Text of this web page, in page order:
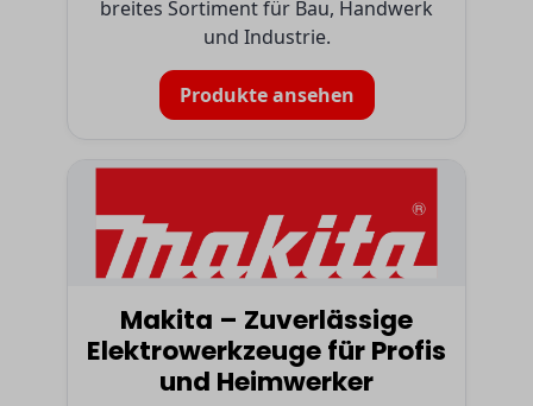
breites Sortiment für Bau, Handwerk
und Industrie.
Produkte ansehen
Makita – Zuverlässige
Elektrowerkzeuge für Profis
und Heimwerker